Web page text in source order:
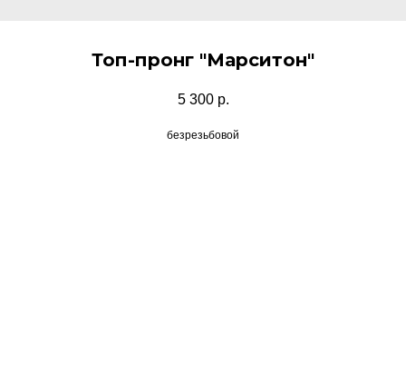
Топ-пронг "Марситон"
5 300 р.
безрезьбовой